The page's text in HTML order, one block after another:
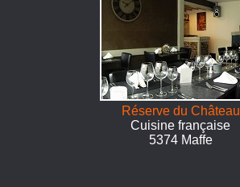
Réserve du Château
Cuisine française
5374 Maffe